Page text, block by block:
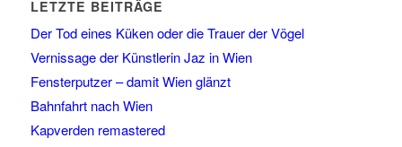
LETZTE BEITRÄGE
Der Tod eines Küken oder die Trauer der Vögel
Vernissage der Künstlerin Jaz in Wien
Fensterputzer – damit Wien glänzt
Bahnfahrt nach Wien
Kapverden remastered